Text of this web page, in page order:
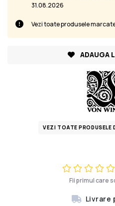
Fii primul care
Livrare
31.08.2026
Vezi toate produsele
ADAUGA
VEZI TOATE PRODUSELE